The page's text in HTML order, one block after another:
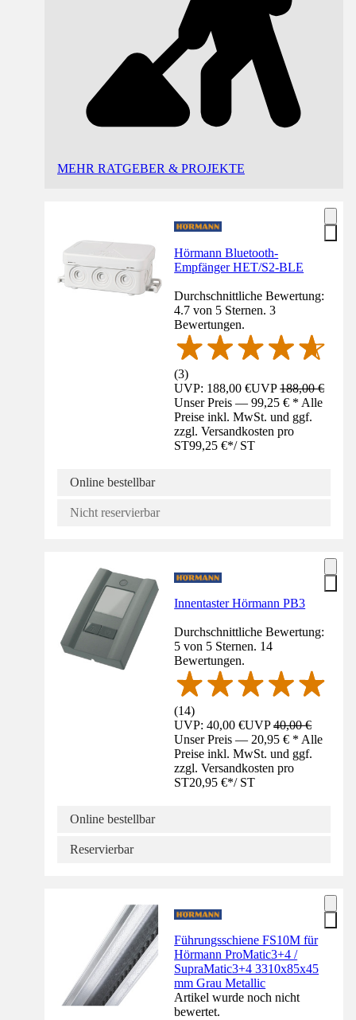
MEHR RATGEBER & PROJEKTE
Hörmann Bluetooth-
Empfänger HET/S2-BLE
Durchschnittliche Bewertung:
4.7 von 5 Sternen. 3
Bewertungen.
(3)
UVP: 188,00 €UVP188,00 €
Unser Preis — 99,25 € * Alle
Preise inkl. MwSt. und ggf.
zzgl. Versandkosten pro
ST99,25 €*/ ST
Online bestellbar
Nicht reservierbar
Innentaster Hörmann PB3
Durchschnittliche Bewertung:
5 von 5 Sternen. 14
Bewertungen.
(14)
UVP: 40,00 €UVP40,00 €
Unser Preis — 20,95 € * Alle
Preise inkl. MwSt. und ggf.
zzgl. Versandkosten pro
ST20,95 €*/ ST
Online bestellbar
Reservierbar
Führungsschiene FS10M für
Hörmann ProMatic3+4 /
SupraMatic3+4 3310x85x45
mm Grau Metallic
Artikel wurde noch nicht
bewertet.